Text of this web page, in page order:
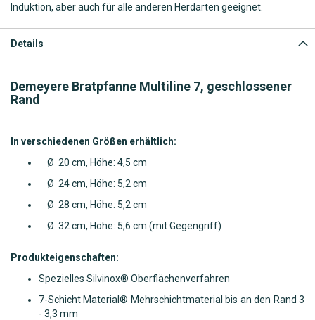
Induktion, aber auch für alle anderen Herdarten geeignet.
Details
Demeyere Bratpfanne Multiline 7, geschlossener
Rand
In verschiedenen Größen erhältlich:
Ø 20 cm, Höhe: 4,5 cm
Ø 24 cm, Höhe: 5,2 cm
Ø 28 cm, Höhe: 5,2 cm
Ø 32 cm, Höhe: 5,6 cm (mit Gegengriff)
Produkteigenschaften:
Spezielles Silvinox® Oberflächenverfahren
7-Schicht Material® Mehrschichtmaterial bis an den Rand 3
- 3,3 mm